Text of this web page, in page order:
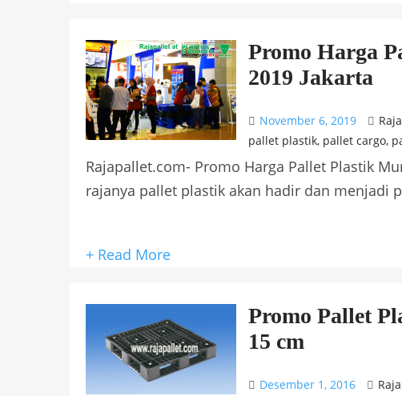
Promo Harga
2019 Jakarta
November 6, 2019
pallet plastik, pallet cargo,
Rajapallet.com- Promo Harga Pallet Plastik
rajanya pallet plastik akan hadir dan menjadi
+ Read More
Promo Pallet
15 cm
Desember 1, 2016